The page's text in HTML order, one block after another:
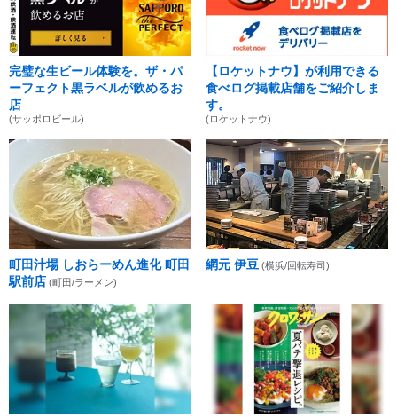
完璧な生ビール体験を。ザ・パ
ーフェクト黒ラベルが飲めるお
店
(サッポロビール)
【ロケットナウ】が利用できる
食べログ掲載店舗をご紹介しま
す。
(ロケットナウ)
町田汁場 しおらーめん進化 町田
駅前店 (町田/ラーメン)
網元 伊豆 (横浜/回転寿司)